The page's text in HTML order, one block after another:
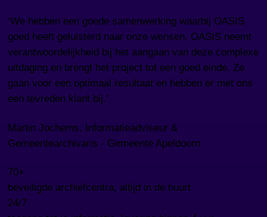
‘We hebben een goede samenwerking waarbij OASIS
goed heeft geluisterd naar onze wensen. OASIS neemt
verantwoordelijkheid bij het aangaan van deze complexe
uitdaging en brengt het project tot een goed einde. Ze
gaan voor een optimaal resultaat en hebben er met ons
een tevreden klant bij.’
Martin Jochems, Informatieadviseur &
Gemeentearchivaris - Gemeente Apeldoorn
70+
beveiligde archiefcentra, altijd in de buurt
24/7